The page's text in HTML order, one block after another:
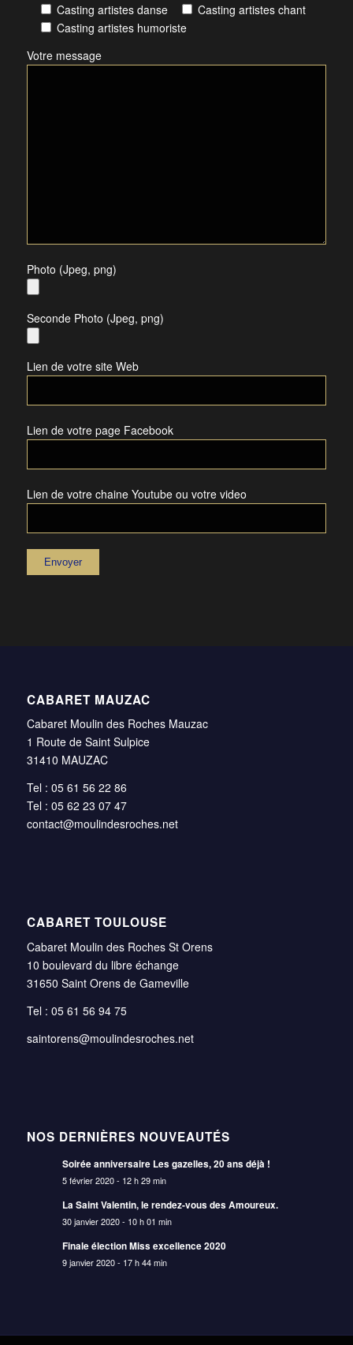
Casting artistes danse
Casting artistes chant
Casting artistes humoriste
Votre message
Photo (Jpeg, png)
Seconde Photo (Jpeg, png)
Lien de votre site Web
Lien de votre page Facebook
Lien de votre chaine Youtube ou votre video
CABARET MAUZAC
Cabaret Moulin des Roches Mauzac
1 Route de Saint Sulpice
31410 MAUZAC
Tel : 05 61 56 22 86
Tel : 05 62 23 07 47
contact@moulindesroches.net
CABARET TOULOUSE
Cabaret Moulin des Roches St Orens
10 boulevard du libre échange
31650 Saint Orens de Gameville
Tel : 05 61 56 94 75
saintorens@moulindesroches.net
NOS DERNIÈRES NOUVEAUTÉS
Soirée anniversaire Les gazelles, 20 ans déjà !
5 février 2020 - 12 h 29 min
La Saint Valentin, le rendez-vous des Amoureux.
30 janvier 2020 - 10 h 01 min
Finale élection Miss excellence 2020
9 janvier 2020 - 17 h 44 min